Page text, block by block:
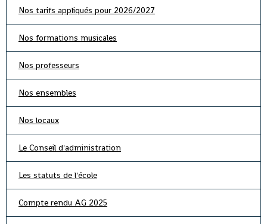
Nos tarifs appliqués pour 2026/2027
Nos formations musicales
Nos professeurs
Nos ensembles
Nos locaux
Le Conseil d'administration
Les statuts de l'école
Compte rendu AG 2025